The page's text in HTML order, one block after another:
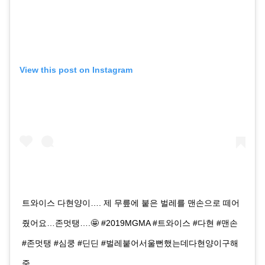
View this post on Instagram
트와이스 다현양이…. 제 무릎에 붙은 벌레를 맨손으로 떼어
줬어요…존멋탱….🤩 #2019MGMA #트와이스 #다현 #맨손
#존멋탱 #심쿵 #딘딘 #벌레붙어서울뻔했는데다현양이구해
줌